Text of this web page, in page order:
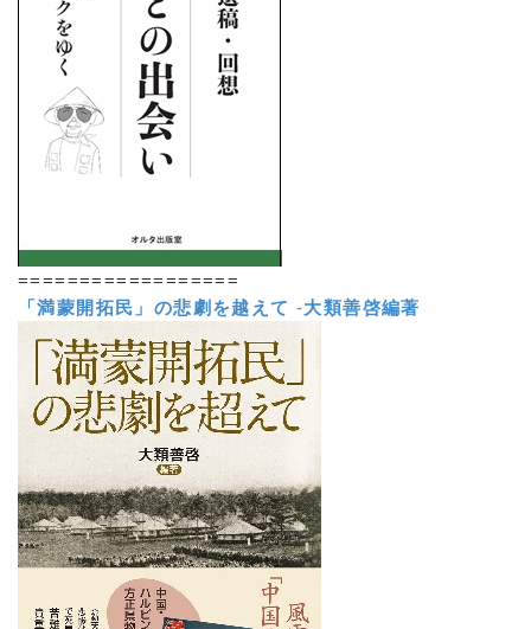
==================
「満蒙開拓民」の悲劇を越えて -大類善啓編著